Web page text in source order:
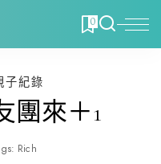
0
子紀錄
團來＋1
Rich